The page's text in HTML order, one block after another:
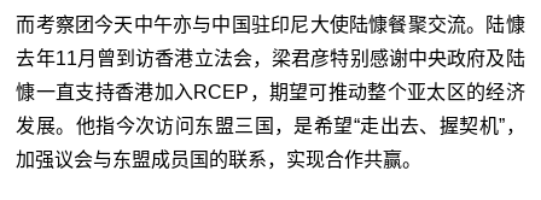
而考察团今天中午亦与中国驻印尼大使陆慷餐聚交流。陆慷
去年11月曾到访香港立法会，梁君彦特别感谢中央政府及陆
慷一直支持香港加入RCEP，期望可推动整个亚太区的经济
发展。他指今次访问东盟三国，是希望“走出去、握契机”，
加强议会与东盟成员国的联系，实现合作共赢。